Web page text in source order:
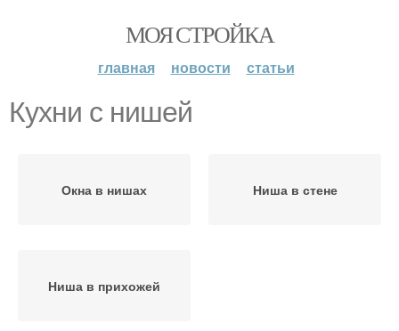
МОЯ СТРОЙКА
главная новости статьи
Кухни с нишей
Окна в нишах Ниша в стене
Ниша в прихожей